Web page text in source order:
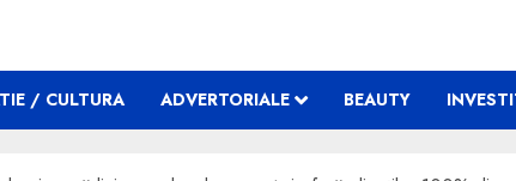
/ CULTURA ADVERTORIALE BEAUTY